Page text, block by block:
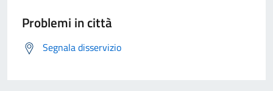
Problemi in città
Segnala disservizio